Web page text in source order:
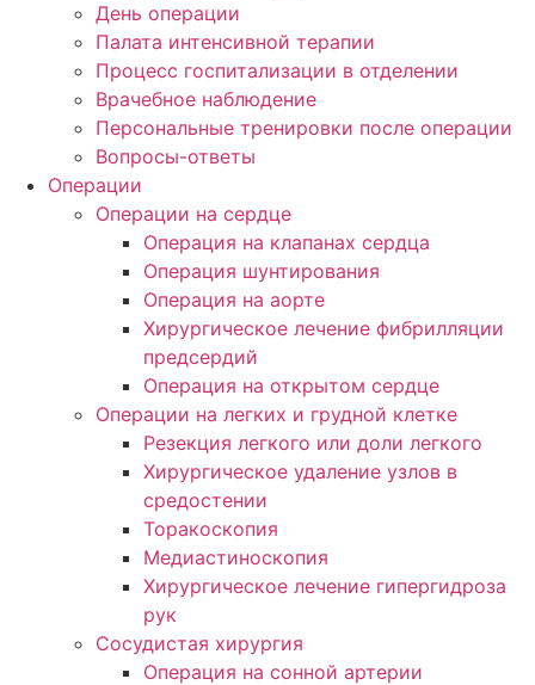
День операции
Палата интенсивной терапии
Процесс госпитализации в отделении
Врачебное наблюдение
Персональные тренировки после операции
Вопросы-ответы
Операции
Операции на сердце
Операция на клапанах сердца
Операция шунтирования
Операция на аорте
Хирургическое лечение фибрилляции
предсердий
Операция на открытом сердце
Операции на легких и грудной клетке
Резекция легкого или доли легкого
Хирургическое удаление узлов в
средостении
Торакоскопия
Медиастиноскопия
Хирургическое лечение гипергидроза
рук
Сосудистая хирургия
Операция на сонной артерии